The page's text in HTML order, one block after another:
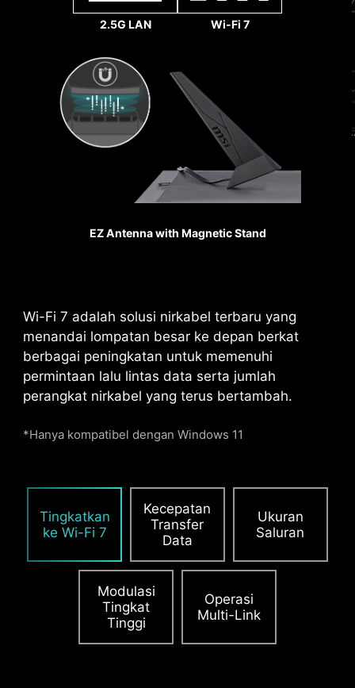
2.5G LAN Wi-Fi 7
EZ Antenna with Magnetic Stand
Wi-Fi 7 adalah solusi nirkabel terbaru yang
menandai lompatan besar ke depan berkat
berbagai peningkatan untuk memenuhi
permintaan lalu lintas data serta jumlah
perangkat nirkabel yang terus bertambah.
*Hanya kompatibel dengan Windows 11
Tingkatkan
ke Wi-Fi 7
Kecepatan
Transfer
Data
Ukuran
Saluran
Modulasi
Tingkat
Tinggi
Operasi
Multi-Link
REINFORCED,
HEAVY SOLDERED
CONNECTIONS
MSI PCI Express Steel
Armor slots are secured to
extra solder points and
games counts, Steel
Armor shields the point of
contact from
electromagnetic
interference.
The exclusive Supplemental PCIe Power
connector provides dedicated power for the
high-power demands of GPUs used in AI
computing and gaming, ensuring stable,
efficient, and sustained performance. Learn
more about chassis compatbility.